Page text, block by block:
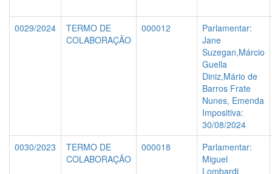
0029/2024
TERMO DE
COLABORAÇÃO
000012
Parlamentar:
Jane
Suzegan,Márcio
Guella
Diniz,Mário de
Barros Frate
Nunes, Emenda
Impositiva:
30/08/2024
0030/2023
TERMO DE
COLABORAÇÃO
000018
Parlamentar:
Miguel
Lombardi